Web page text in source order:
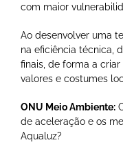
com maior
Ao desenvolver uma
na eficiência técnica,
finais, de forma a
valores e costumes
ONU Meio Ambiente:
de aceleração e os
Aqualuz?